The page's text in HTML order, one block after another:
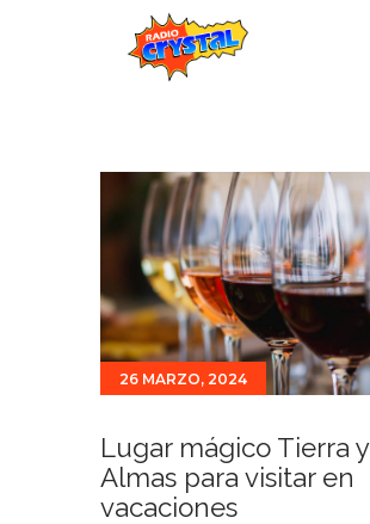
Estaciones
Eventos
Promociones
Noticias
Para ti
Contacto
26 MARZO, 2024
Lugar mágico Tierra y
Almas para visitar en
vacaciones